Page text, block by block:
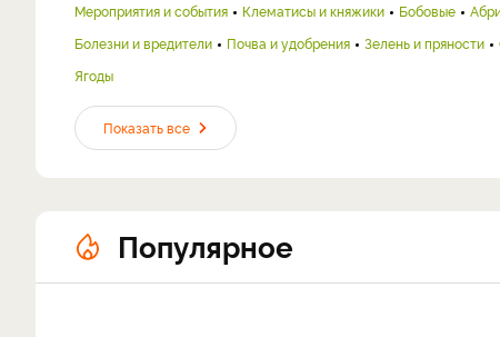
Мероприятия и события
Клематисы и княжики Бобовые
Болезни и вредители
Почва и удобрения Зелень и пряности
Ягоды
Показать все
Популярное